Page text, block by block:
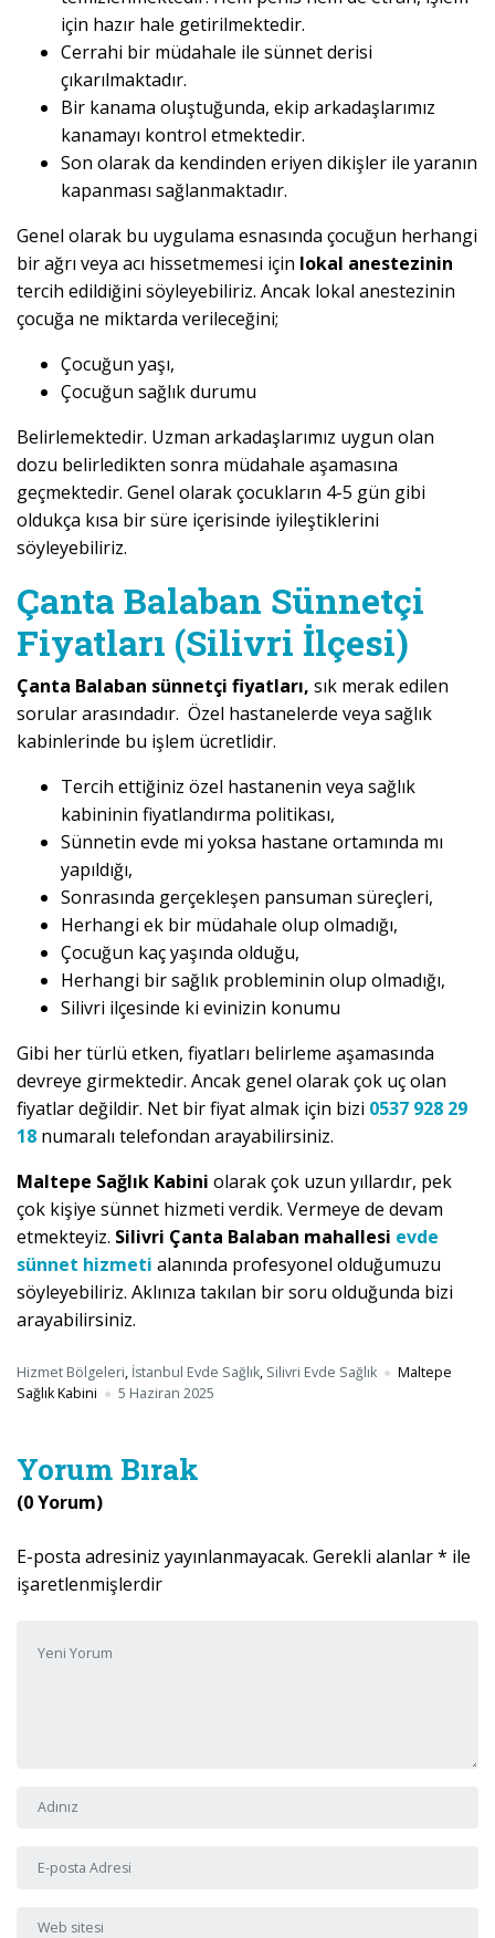
için hazır hale getirilmektedir.
Cerrahi bir müdahale ile sünnet derisi
çıkarılmaktadır.
Bir kanama oluştuğunda, ekip arkadaşlarımız
kanamayı kontrol etmektedir.
Son olarak da kendinden eriyen dikişler ile yaranın
kapanması sağlanmaktadır.
Genel olarak bu uygulama esnasında çocuğun herhangi
bir ağrı veya acı hissetmemesi için lokal anestezinin
tercih edildiğini söyleyebiliriz. Ancak lokal anestezinin
çocuğa ne miktarda verileceğini;
Çocuğun yaşı,
Çocuğun sağlık durumu
Belirlemektedir. Uzman arkadaşlarımız uygun olan
dozu belirledikten sonra müdahale aşamasına
geçmektedir. Genel olarak çocukların 4-5 gün gibi
oldukça kısa bir süre içerisinde iyileştiklerini
söyleyebiliriz.
Çanta Balaban Sünnetçi
Fiyatları (Silivri İlçesi)
Çanta Balaban sünnetçi fiyatları, sık merak edilen
sorular arasındadır. Özel hastanelerde veya sağlık
kabinlerinde bu işlem ücretlidir.
Tercih ettiğiniz özel hastanenin veya sağlık
kabininin fiyatlandırma politikası,
Sünnetin evde mi yoksa hastane ortamında mı
yapıldığı,
Sonrasında gerçekleşen pansuman süreçleri,
Herhangi ek bir müdahale olup olmadığı,
Çocuğun kaç yaşında olduğu,
Herhangi bir sağlık probleminin olup olmadığı,
Silivri ilçesinde ki evinizin konumu
Gibi her türlü etken, fiyatları belirleme aşamasında
devreye girmektedir. Ancak genel olarak çok uç olan
fiyatlar değildir. Net bir fiyat almak için bizi 0537 928 29
18 numaralı telefondan arayabilirsiniz.
Maltepe Sağlık Kabini olarak çok uzun yıllardır, pek
çok kişiye sünnet hizmeti verdik. Vermeye de devam
etmekteyiz. Silivri Çanta Balaban mahallesi evde
sünnet hizmeti alanında profesyonel olduğumuzu
söyleyebiliriz. Aklınıza takılan bir soru olduğunda bizi
arayabilirsiniz.
Hizmet Bölgeleri, İstanbul Evde Sağlık, Silivri Evde Sağlık
Maltepe
Sağlık Kabini
5 Haziran 2025
Yorum Bırak
(0 Yorum)
E-posta adresiniz yayınlanmayacak. Gerekli alanlar* ile
işaretlenmişlerdir
Adı ve Soyadı
E-posta Adresi
Web sitesi